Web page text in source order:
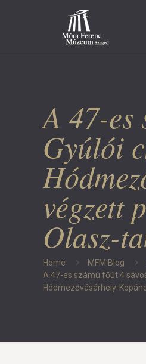
A 47-es
Gyúlói
végzett
Olasz-
Home MFM Blog
A 47-es számú főút 4
Hódmezővásárhely-